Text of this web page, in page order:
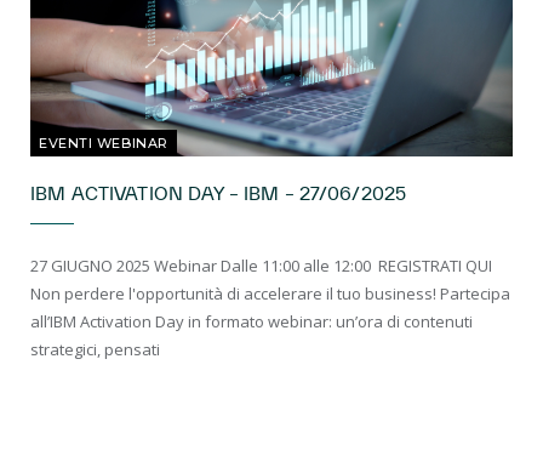
EVENTI WEBINAR
IBM ACTIVATION DAY – IBM – 27/06/2025
27 GIUGNO 2025 Webinar Dalle 11:00 alle 12:00 REGISTRATI QUI
Non perdere l'opportunità di accelerare il tuo business! Partecipa
all’IBM Activation Day in formato webinar: un’ora di contenuti
strategici, pensati